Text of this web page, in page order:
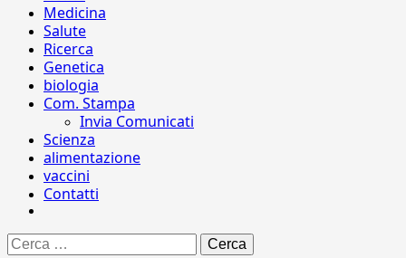
Medicina
Salute
Ricerca
Genetica
biologia
Com. Stampa
Invia Comunicati
Scienza
alimentazione
vaccini
Contatti
Ricerca